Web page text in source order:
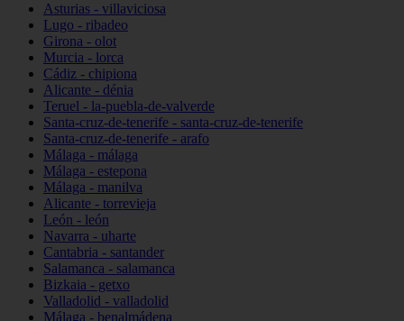
Asturias - villaviciosa
Lugo - ribadeo
Girona - olot
Murcia - lorca
Cádiz - chipiona
Alicante - dénia
Teruel - la-puebla-de-valverde
Santa-cruz-de-tenerife - santa-cruz-de-tenerife
Santa-cruz-de-tenerife - arafo
Málaga - málaga
Málaga - estepona
Málaga - manilva
Alicante - torrevieja
León - león
Navarra - uharte
Cantabria - santander
Salamanca - salamanca
Bizkaia - getxo
Valladolid - valladolid
Málaga - benalmádena